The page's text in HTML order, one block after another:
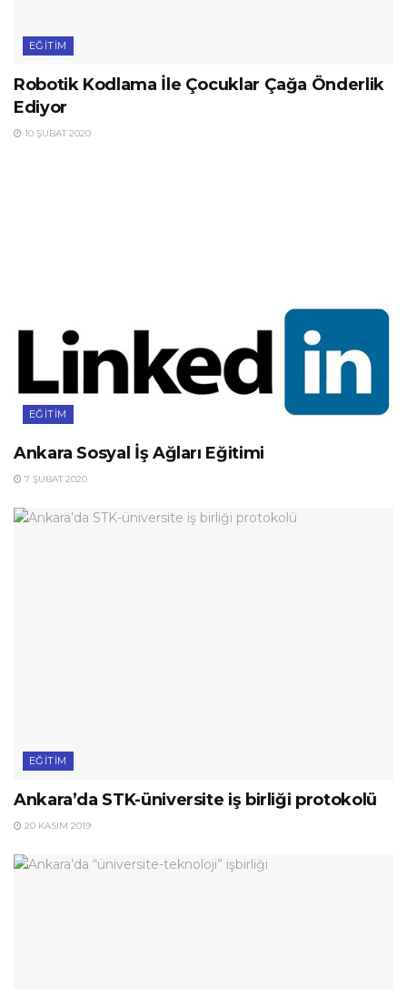
EĞITIM
Robotik Kodlama İle Çocuklar Çağa Önderlik
Ediyor
10 ŞUBAT 2020
EĞITIM
Ankara Sosyal İş Ağları Eğitimi
7 ŞUBAT 2020
EĞITIM
Ankara’da STK-üniversite iş birliği protokolü
20 KASIM 2019